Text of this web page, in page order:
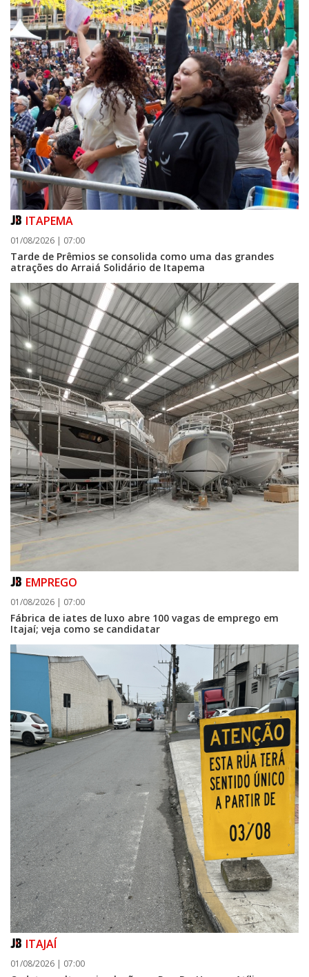
ITAPEMA
01/08/2026 | 07:00
Tarde de Prêmios se consolida como uma das grandes
atrações do Arraiá Solidário de Itapema
EMPREGO
01/08/2026 | 07:00
Fábrica de iates de luxo abre 100 vagas de emprego em
Itajaí; veja como se candidatar
ITAJAÍ
01/08/2026 | 07:00